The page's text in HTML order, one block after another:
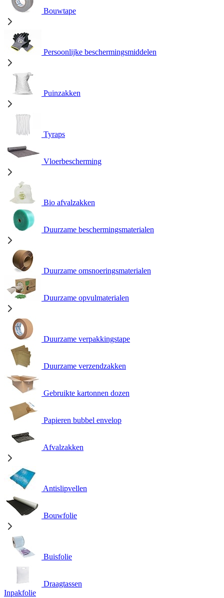
Bouwtape
Persoonlijke beschermingsmiddelen
Puinzakken
Tyraps
Vloerbescherming
Bio afvalzakken
Duurzame beschermingsmaterialen
Duurzame omsnoeringsmaterialen
Duurzame opvulmaterialen
Duurzame verpakkingstape
Duurzame verzendzakken
Gebruikte kartonnen dozen
Papieren bubbel envelop
Afvalzakken
Antislipvellen
Bouwfolie
Buisfolie
Draagtassen
Inpakfolie